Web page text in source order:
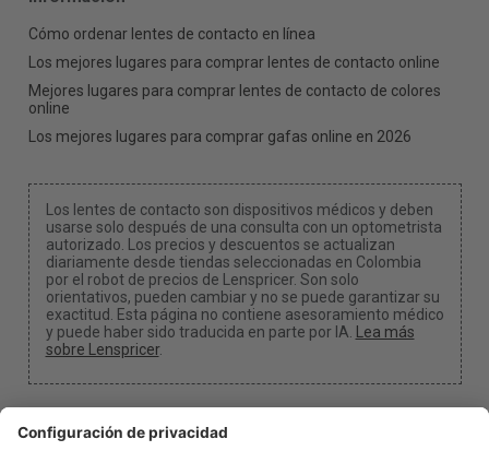
Cómo ordenar lentes de contacto en línea
Los mejores lugares para comprar lentes de contacto online
Mejores lugares para comprar lentes de contacto de colores
online
Los mejores lugares para comprar gafas online en 2026
Los lentes de contacto son dispositivos médicos y deben
usarse solo después de una consulta con un optometrista
autorizado. Los precios y descuentos se actualizan
diariamente desde tiendas seleccionadas en Colombia
por el robot de precios de Lenspricer. Son solo
orientativos, pueden cambiar y no se puede garantizar su
exactitud. Esta página no contiene asesoramiento médico
y puede haber sido traducida en parte por IA.
Lea más
sobre Lenspricer.